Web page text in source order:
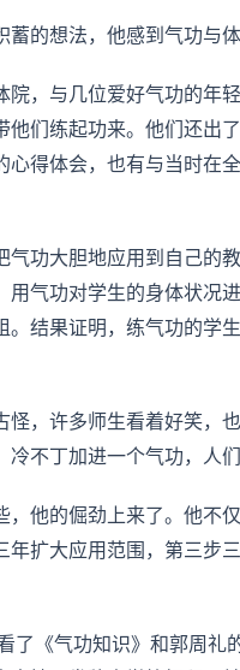
的想法，他感到气功与
院，与几位爱好气功的年
他们练起功来。他们还出
心得体会，也有与当时在
气功大胆地应用到自己的
用气功对学生的身体状况
。结果证明，练气功的学
怪，许多师生看着好笑，
不丁加进一个气功，人们
，他的倔劲上来了。他不
年扩大应用范围，第三步
了《气功知识》和郭周